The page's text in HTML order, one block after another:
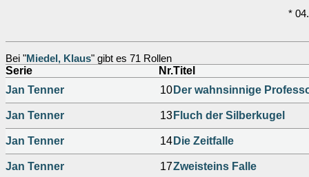
*
Bei "Miedel, Klaus" gibt es 71 Rollen
Serie Nr.Titel
Jan Tenner
10 Der wahnsinnige
Jan Tenner 13 Fluch der Silberkugel
Jan Tenner 14 Die Zeitfalle
Jan Tenner 17Zweisteins Falle